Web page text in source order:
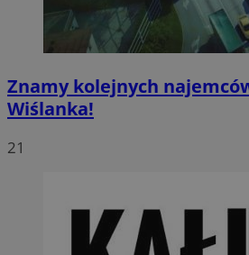
Znamy kolejnych
Wiślanka!
21